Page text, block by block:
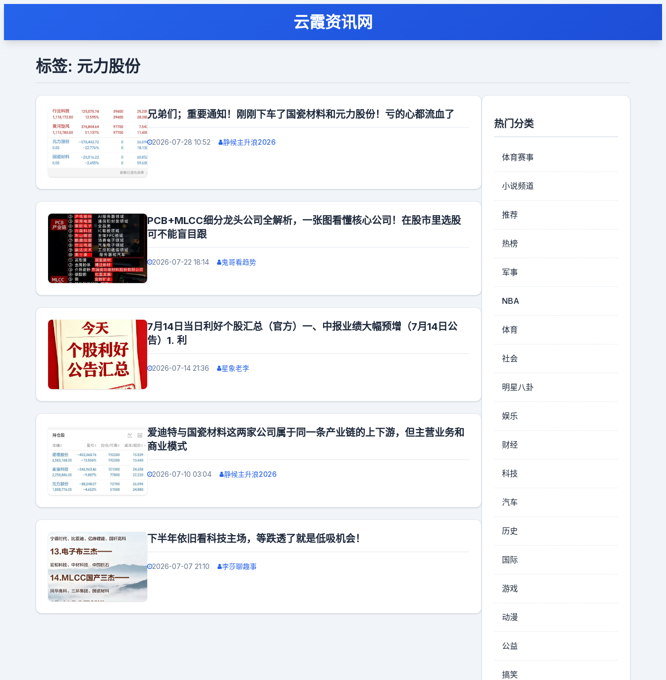
云霞资讯网
标签: 元力股份
兄弟们；重要通知！刚刚下车了国瓷材料和元力股份！亏的心都流血了
2026-07-28 10:52 静候主升浪2026
PCB+MLCC细分龙头公司全解析，一张图看懂核心公司！在股市里选股
可不能盲目跟
2026-07-22 18:14 鬼哥看趋势
7月14日当日利好个股汇总（官方）一、中报业绩大幅预增（7月14日公
告）1. 利
2026-07-14 21:36 星象老李
爱迪特与国瓷材料这两家公司属于同一条产业链的上下游，但主营业务和
商业模式
2026-07-10 03:04 静候主升浪2026
下半年依旧看科技主场，等跌透了就是低吸机会！ ​​​
2026-07-07 21:10 李莎聊趣事
热门分类
体育赛事
小说频道
推荐
热榜
军事
NBA
体育
社会
明星八卦
娱乐
财经
科技
汽车
历史
国际
游戏
动漫
公益
搞笑